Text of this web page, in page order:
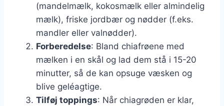
(mandelmælk, kokosmælk eller almindelig
mælk), friske jordbær og nødder (f.eks.
mandler eller valnødder).
Forberedelse: Bland chiafrøene med
mælken i en skål og lad dem stå i 15-20
minutter, så de kan opsuge væsken og
blive geléagtige.
Tilføj toppings: Når chiagrøden er klar,